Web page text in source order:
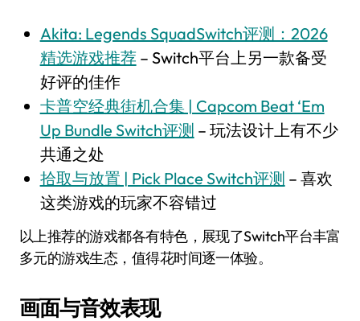
Akita: Legends SquadSwitch评测：2026
精选游戏推荐– Switch平台上另一款备受
好评的佳作
卡普空经典街机合集 | Capcom Beat ‘Em
Up Bundle Switch评测 – 玩法设计上有不少
共通之处
拾取与放置 | Pick Place Switch评测 – 喜欢
这类游戏的玩家不容错过
以上推荐的游戏都各有特色，展现了Switch平台丰富
多元的游戏生态，值得花时间逐一体验。
画面与音效表现